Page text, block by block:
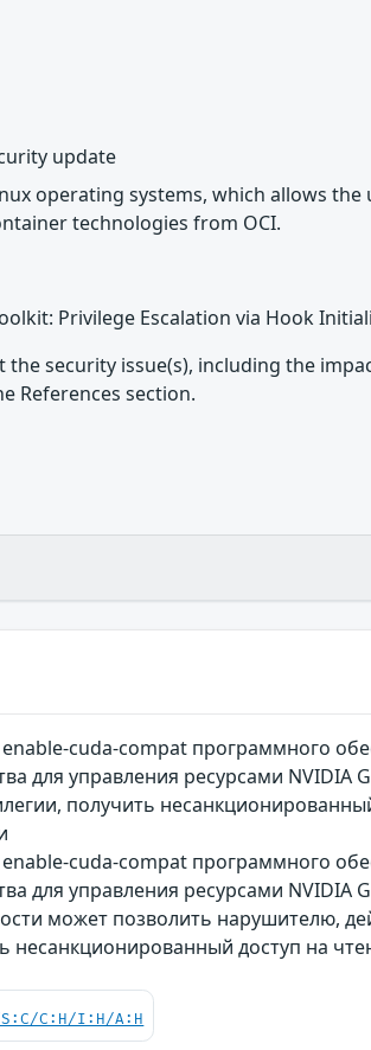
update
operating systems, which allows
technologies from OCI.
Privilege Escalation via Hook
the security issue(s), including the
References section.
cuda-compat программного
для управления ресурсами
получить
cuda-compat программного
для управления ресурсами
может позволить нарушителю,
несанкционированный доступ на
C:H/I:H/A:H